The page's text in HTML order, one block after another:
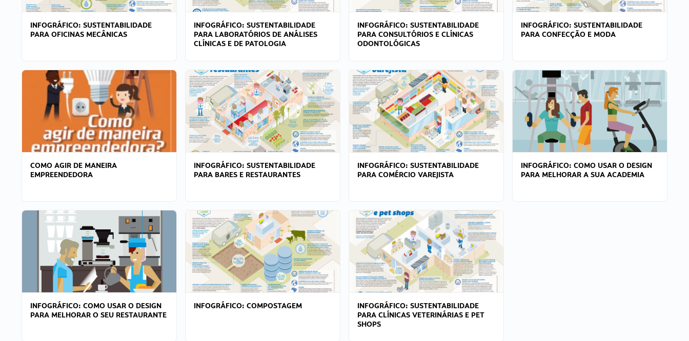
INFOGRÁFICO: SUSTENTABILIDADE
PARA OFICINAS MECÂNICAS
INFOGRÁFICO: SUSTENTABILIDADE
PARA LABORATÓRIOS DE ANÁLISES
CLÍNICAS E DE PATOLOGIA
INFOGRÁFICO: SUSTENTABILIDADE
PARA CONSULTÓRIOS E CLÍNICAS
ODONTOLÓGICAS
INFOGRÁFICO: SUSTENTABILIDADE
PARA CONFECÇÃO E MODA
COMO AGIR DE MANEIRA
EMPREENDEDORA
INFOGRÁFICO: SUSTENTABILIDADE
PARA BARES E RESTAURANTES
INFOGRÁFICO: SUSTENTABILIDADE
PARA COMÉRCIO VAREJISTA
INFOGRÁFICO: COMO USAR O DESIGN
PARA MELHORAR A SUA ACADEMIA
INFOGRÁFICO: COMO USAR O DESIGN
PARA MELHORAR O SEU RESTAURANTE
INFOGRÁFICO: COMPOSTAGEM
INFOGRÁFICO: SUSTENTABILIDADE
PARA CLÍNICAS VETERINÁRIAS E PET
SHOPS